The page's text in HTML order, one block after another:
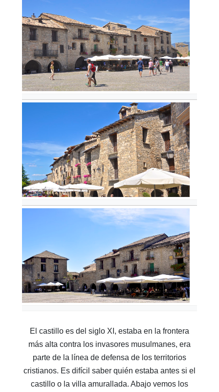
El castillo es del siglo XI, estaba en la frontera
más alta contra los invasores musulmanes, era
parte de la línea de defensa de los territorios
cristianos. Es difícil saber quién estaba antes si el
castillo o la villa amurallada. Abajo vemos los